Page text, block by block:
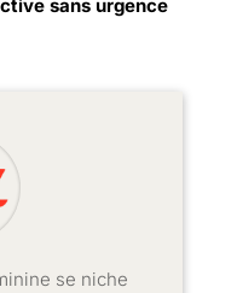
sans urgence
se niche